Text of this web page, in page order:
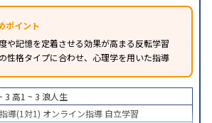
ポイント
や記憶を定着させる効果が高まる反転学習
性格タイプに合わせ、心理学を用いた指導
3 高1 ~ 3 浪人生
導(1対1) オンライン指導 自立学習